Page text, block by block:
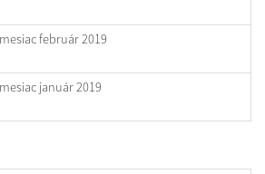
február 2019
január 2019